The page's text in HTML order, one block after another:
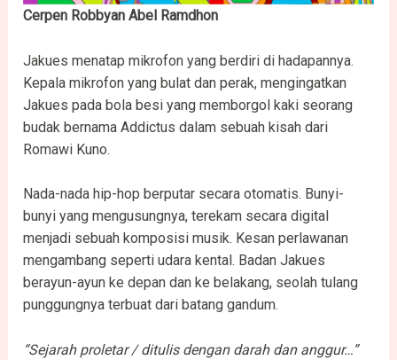
Cerpen Robbyan Abel Ramdhon
Jakues menatap mikrofon yang berdiri di hadapannya.
Kepala mikrofon yang bulat dan perak, mengingatkan
Jakues pada bola besi yang memborgol kaki seorang
budak bernama Addictus dalam sebuah kisah dari
Romawi Kuno.
Nada-nada hip-hop berputar secara otomatis. Bunyi-
bunyi yang mengusungnya, terekam secara digital
menjadi sebuah komposisi musik. Kesan perlawanan
mengambang seperti udara kental. Badan Jakues
berayun-ayun ke depan dan ke belakang, seolah tulang
punggungnya terbuat dari batang gandum.
“Sejarah proletar / ditulis dengan darah dan anggur…”